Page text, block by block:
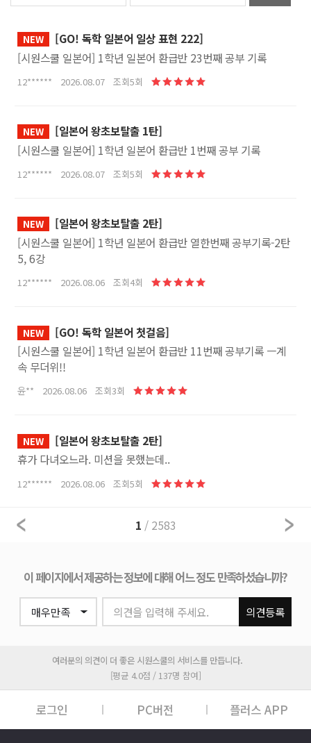
NEW
[GO! 독학 일본어 일상 표현 222]
[시원스쿨 일본어] 1학년 일본어 환급반 23번째 공부 기록
12****** 2026.08.07 조회5회
NEW
[일본어 왕초보탈출 1탄]
[시원스쿨 일본어] 1학년 일본어 환급반 1번째 공부 기록
12****** 2026.08.07 조회5회
NEW
[일본어 왕초보탈출 2탄]
[시원스쿨 일본어] 1학년 일본어 환급반 열한번째 공부기록-2탄
5, 6강
12****** 2026.08.06 조회4회
NEW
[GO! 독학 일본어 첫걸음]
[시원스쿨 일본어] 1학년 일본어 환급반 11번째 공부기록 ㅡ계
속 무더위!!
윤** 2026.08.06 조회3회
NEW
[일본어 왕초보탈출 2탄]
휴가 다녀오느라. 미션을 못했는데..
12****** 2026.08.06 조회5회
1 / 2583
이 페이지에서 제공하는 정보에 대해 어느 정도 만족하셨습니까?
의견을 입력해 주세요. 의견등록
여러분의 의견이 더 좋은 시원스쿨의 서비스를 만듭니다.
[평균 4.0점 / 137명 참여]
로그인 PC버전 플러스 APP